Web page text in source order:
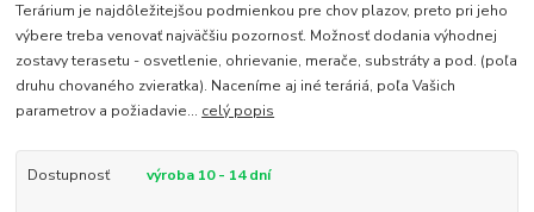
Terárium je najdôležitejšou podmienkou pre chov plazov, preto pri jeho
výbere treba venovať najväčšiu pozornosť. Možnosť dodania výhodnej
zostavy terasetu - osvetlenie, ohrievanie, merače, substráty a pod. (poľa
druhu chovaného zvieratka). Naceníme aj iné teráriá, poľa Vašich
parametrov a požiadavie... celý popis
Dostupnosť výroba 10 - 14 dní